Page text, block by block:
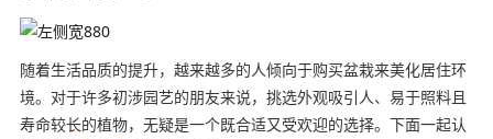
随着生活品质的提升，越来越多的人倾向于购买盆栽来美化居住环
境。对于许多初涉园艺的朋友来说，挑选外观吸引人、易于照料且
寿命较长的植物，无疑是一个既合适又受欢迎的选择。下面一起认